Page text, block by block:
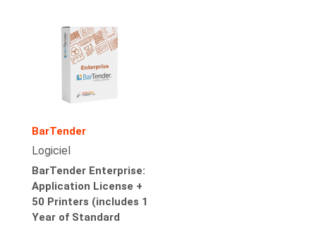
BarTender
Logiciel
BarTender Enterprise:
Application License +
50 Printers (includes 1
Year of Standard